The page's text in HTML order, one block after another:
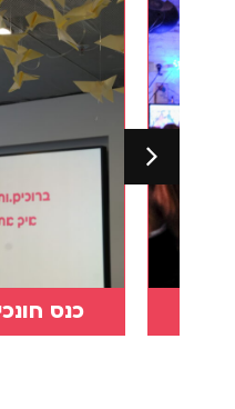
אינטרו 2024